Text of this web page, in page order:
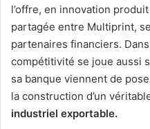
l’offre, en innovation
partagée entre Multiprint,
partenaires financiers.
compétitivité se joue aussi
sa banque viennent de
la construction d’un
industriel exportable.